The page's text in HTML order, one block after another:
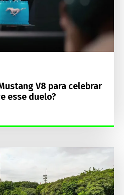
V8 para celebrar
esse duelo?